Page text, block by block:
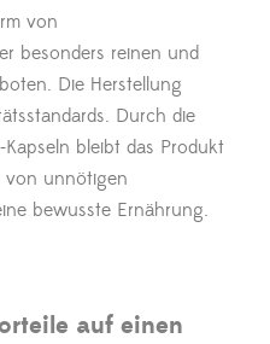
von
besonders reinen und
Die Herstellung
Durch die
bleibt das Produkt
unnötigen
bewusste Ernährung.
auf einen